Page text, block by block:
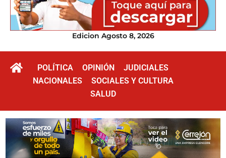
Edicion Agosto 8, 2026
POLÍTICA OPINIÓN
JUDICIALES
NACIONALES
SOCIALES Y CULTURA
SALUD